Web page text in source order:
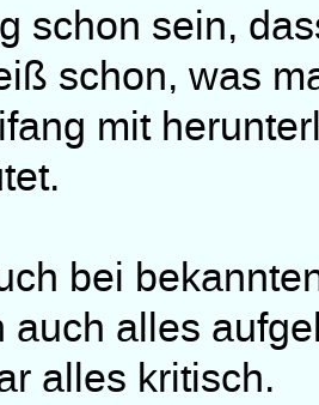
schon sein,
schon, was
mit
bei
auch alles
alles kritisch.